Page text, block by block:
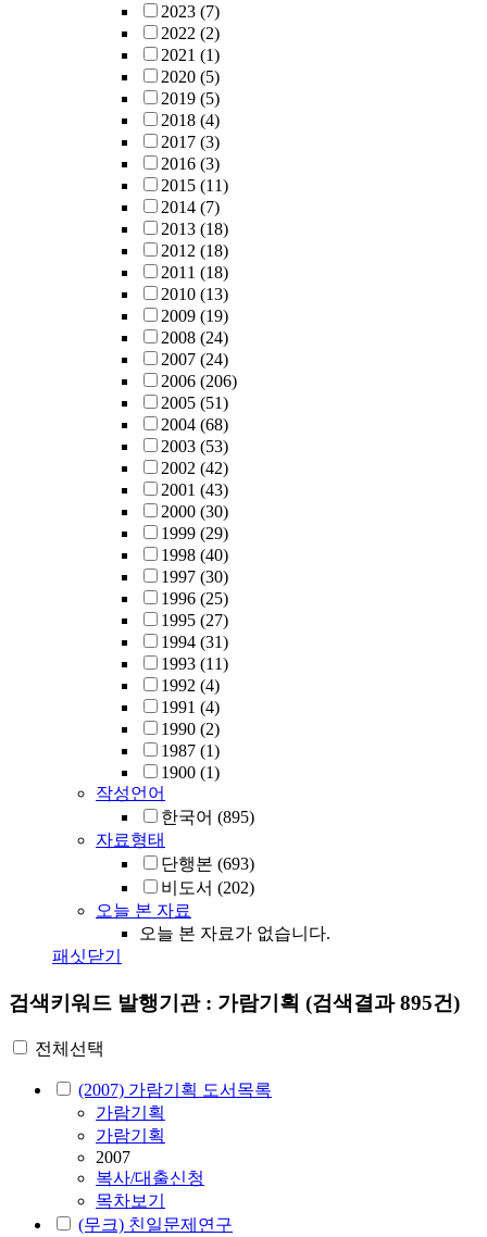
2023 (7)
2022 (2)
2021 (1)
2020 (5)
2019 (5)
2018 (4)
2017 (3)
2016 (3)
2015 (11)
2014 (7)
2013 (18)
2012 (18)
2011 (18)
2010 (13)
2009 (19)
2008 (24)
2007 (24)
2006 (206)
2005 (51)
2004 (68)
2003 (53)
2002 (42)
2001 (43)
2000 (30)
1999 (29)
1998 (40)
1997 (30)
1996 (25)
1995 (27)
1994 (31)
1993 (11)
1992 (4)
1991 (4)
1990 (2)
1987 (1)
1900 (1)
작성언어
한국어 (895)
자료형태
단행본 (693)
비도서 (202)
오늘 본 자료
오늘 본 자료가 없습니다.
패싯닫기
검색키워드 발행기관 : 가람기획 (검색결과 895건)
전체선택
(2007) 가람기획 도서목록
가람기획
가람기획
2007
복사/대출신청
목차보기
(무크) 친일문제연구